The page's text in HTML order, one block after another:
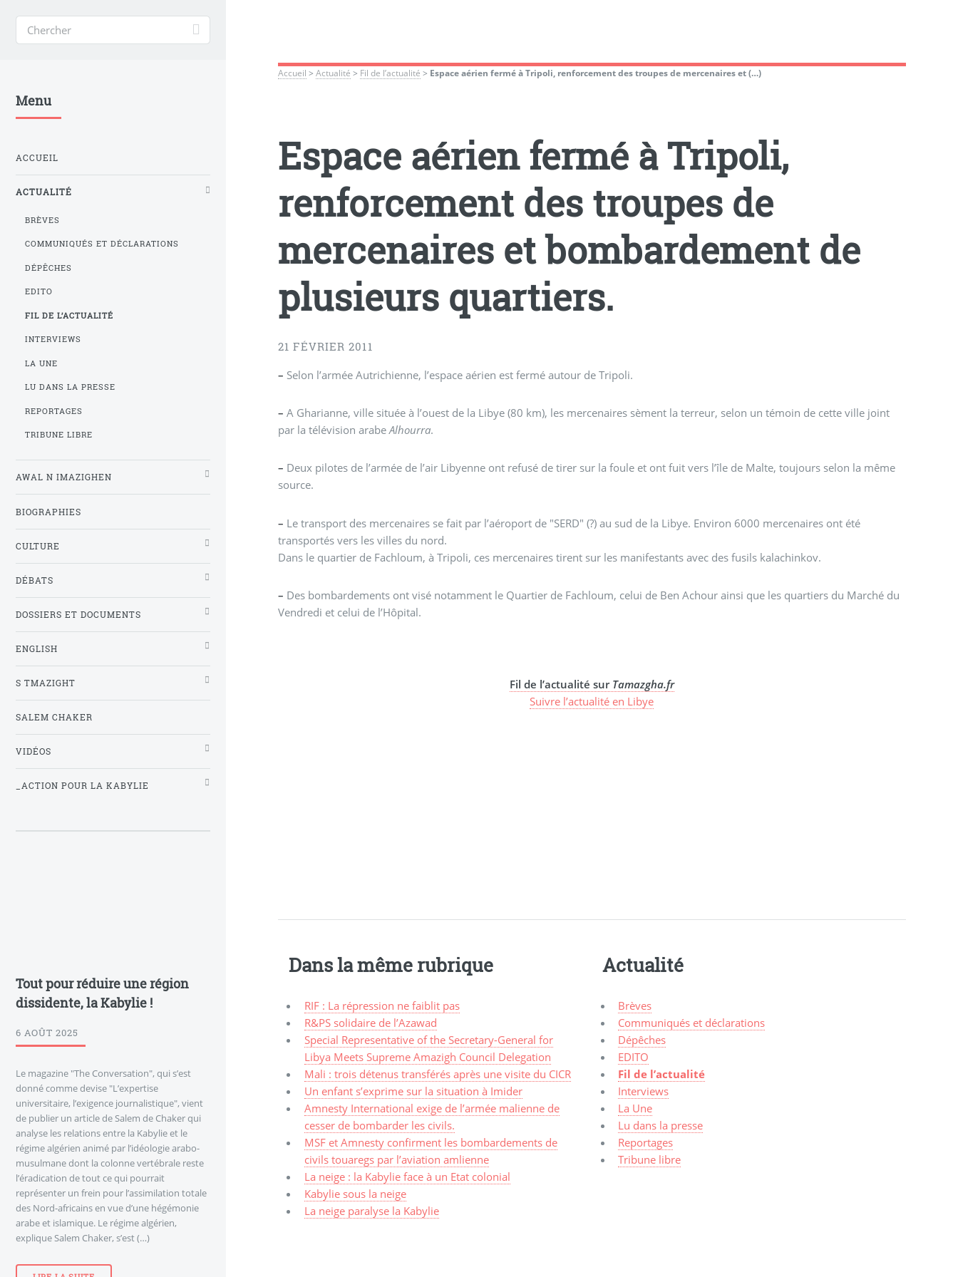
Accueil >Actualité > Fil de l’actualité > Espace aérien fermé à Tripoli, renforcement des troupes de mercenaires et (…)
Espace aérien fermé à Tripoli,
renforcement des troupes de
mercenaires et bombardement de
plusieurs quartiers.
21 FÉVRIER 2011
– Selon l’armée Autrichienne, l’espace aérien est fermé autour de Tripoli.
– A Gharianne, ville située à l’ouest de la Libye (80 km), les mercenaires sèment la terreur, selon un témoin de cette ville joint
par la télévision arabeAlhourra.
– Deux pilotes de l’armée de l’air Libyenne ont refusé de tirer sur la foule et ont fuit vers l’île de Malte, toujours selon la même
source.
– Le transport des mercenaires se fait par l’aéroport de "SERD" (?) au sud de la Libye. Environ 6000 mercenaires ont été
transportés vers les villes du nord.
Dans le quartier de Fachloum, à Tripoli, ces mercenaires tirent sur les manifestants avec des fusils kalachinkov.
– Des bombardements ont visé notamment le Quartier de Fachloum, celui de Ben Achour ainsi que les quartiers du Marché du
Vendredi et celui de l’Hôpital.
Fil de l’actualité sur Tamazgha.fr
Suivre l’actualité en Libye
Dans la même rubrique
RIF : La répression ne faiblit pas
R&PS solidaire de l’Azawad
Special Representative of the Secretary-General for
Libya Meets Supreme Amazigh Council Delegation
Mali : trois détenus transférés après une visite du CICR
Un enfant s’exprime sur la situation à Imider
Amnesty International exige de l’armée malienne de
cesser de bombarder les civils.
MSF et Amnesty confirment les bombardements de
civils touaregs par l’aviation amlienne
La neige : la Kabylie face à un Etat colonial
Kabylie sous la neige
La neige paralyse la Kabylie
Actualité
Brèves
Communiqués et déclarations
Dépêches
EDITO
Fil de l’actualité
Interviews
La Une
Lu dans la presse
Reportages
Tribune libre
Menu
ACCUEIL
ACTUALITÉ
BRÈVES
COMMUNIQUÉS ET DÉCLARATIONS
DÉPÊCHES
EDITO
FIL DE L’ACTUALITÉ
INTERVIEWS
LA UNE
LU DANS LA PRESSE
REPORTAGES
TRIBUNE LIBRE
AWAL N IMAZIGHEN
BIOGRAPHIES
CULTURE
DÉBATS
DOSSIERS ET DOCUMENTS
ENGLISH
S TMAZIGHT
SALEM CHAKER
VIDÉOS
_ACTION POUR LA KABYLIE
Tout pour réduire une région
dissidente, la Kabylie !
6 AOÛT 2025
Le magazine "The Conversation", qui s’est
donné comme devise "L’expertise
universitaire, l’exigence journalistique", vient
de publier un article de Salem de Chaker qui
analyse les relations entre la Kabylie et le
régime algérien animé par l’idéologie arabo-
musulmane dont la colonne vertébrale reste
l’éradication de tout ce qui pourrait
représenter un frein pour l’assimilation totale
des Nord-africains en vue d’une hégémonie
arabe et islamique. Le régime algérien,
explique Salem Chaker, s’est (…)